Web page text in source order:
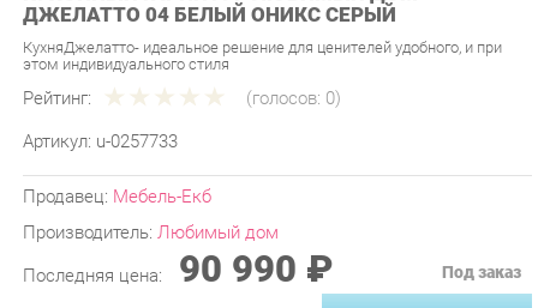
КухняДжелатто- идеальное решение для ценителей удобного, и при
Рейтинг:
Артикул: u-0257733
Производитель:Любимый дом
Последняя цена: 90 990 ₽
- ЗАКАЗАТЬ